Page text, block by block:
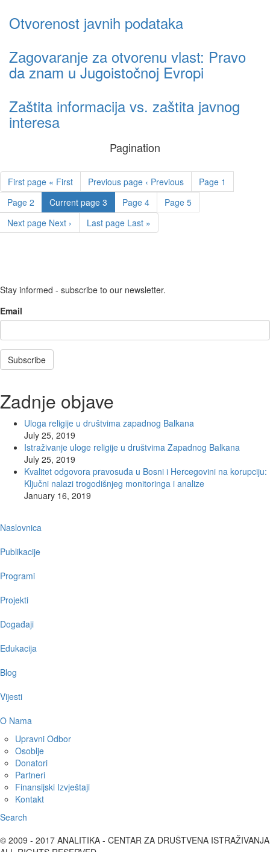
Otvorenost javnih podataka
Zagovaranje za otvorenu vlast: Pravo
da znam u Jugoistočnoj Evropi
Zaštita informacija vs. zaštita javnog
interesa
Pagination
First page « First Previous page ‹ Previous Page 1
Page 2 Current page 3 Page 4 Page 5
Next page Next › Last page Last »
Stay informed - subscribe to our newsletter.
Email
Subscribe
Zadnje objave
Uloga religije u društvima zapadnog Balkana
July 25, 2019
Istraživanje uloge religije u društvima Zapadnog Balkana
July 25, 2019
Kvalitet odgovora pravosuđa u Bosni i Hercegovini na korupciju:
Ključni nalazi trogodišnjeg monitoringa i analize
January 16, 2019
Main
navigation
Naslovnica
Publikacije
Programi
Projekti
Događaji
Edukacija
Blog
Vijesti
O Nama
Upravni Odbor
Osoblje
Donatori
Partneri
Finansijski Izvještaji
Kontakt
Search
© 2009 - 2017 ANALITIKA - CENTAR ZA DRUŠTVENA ISTRAŽIVANJA